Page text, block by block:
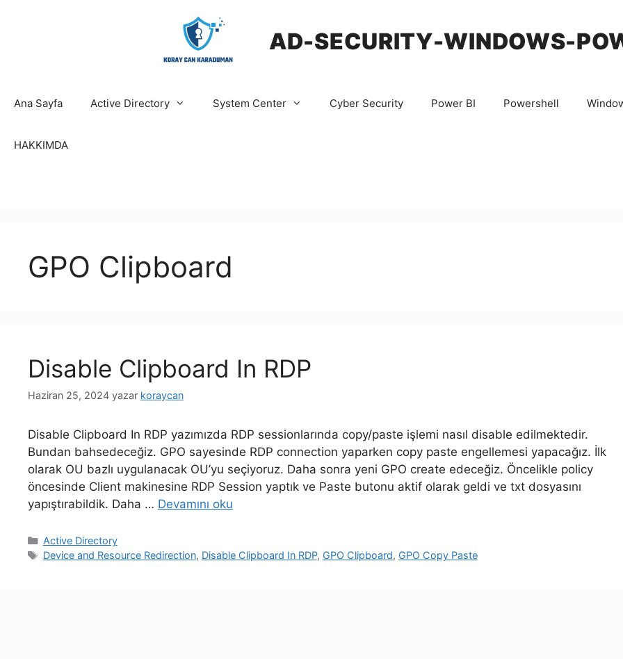
AD-SECURITY-WINDOWS-
Ana Sayfa Active Directory System Center Cyber Security Power BI Powershell
HAKKIMDA
GPO Clipboard
Disable Clipboard In RDP
Haziran 25, 2024 yazar koraycan
Disable Clipboard In RDP yazımızda RDP sessionlarında copy/paste işlemi nasıl disable edilmektedir.
Bundan bahsedeceğiz. GPO sayesinde RDP connection yaparken copy paste engellemesi yapacağız. İlk
olarak OU bazlı uygulanacak OU’yu seçiyoruz. Daha sonra yeni GPO create edeceğiz. Öncelikle policy
öncesinde Client makinesine RDP Session yaptık ve Paste butonu aktif olarak geldi ve txt dosyasını
yapıştırabildik. Daha … Devamını oku
Kategoriler
Active Directory
Etiketler
Device and Resource Redirection, Disable Clipboard In RDP, GPO Clipboard, GPO Copy Paste